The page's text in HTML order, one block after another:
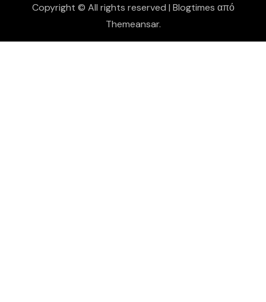
Copyright © All rights reserved | Blogtimes από
Themeansar.